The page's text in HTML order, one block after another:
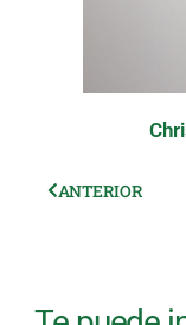
AntANTERIOR